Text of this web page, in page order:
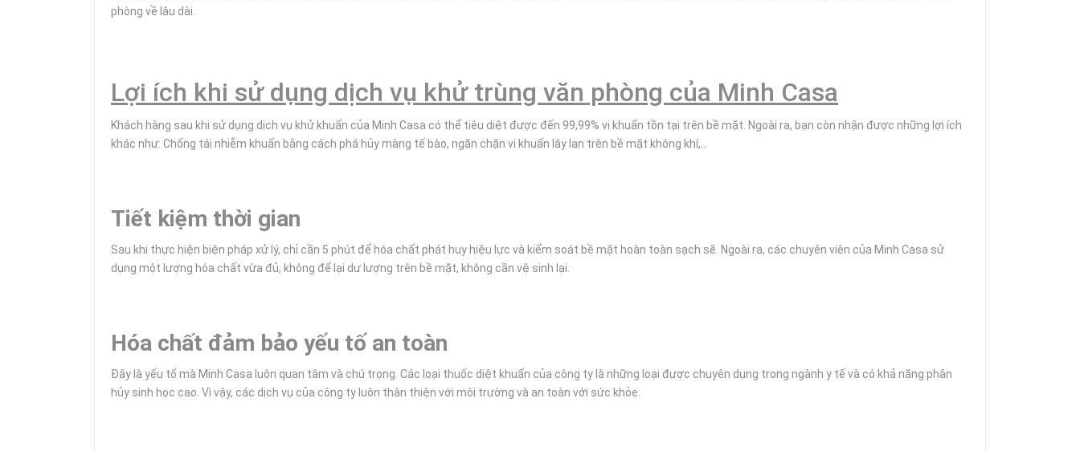
phòng về lâu dài.
Lợi ích khi sử dụng dịch vụ khử trùng văn phòng của Minh Casa
Khách hàng sau khi sử dụng dịch vụ khử khuẩn của Minh Casa có thể tiêu diệt được đến 99,99% vi khuẩn tồn tại trên bề mặt. Ngoài ra, bạn còn nhận được những lợi ích
khác như: Chống tái nhiễm khuẩn bằng cách phá hủy màng tế bào, ngăn chặn vi khuẩn lây lan trên bề mặt không khí,...
Tiết kiệm thời gian
Sau khi thực hiện biện pháp xử lý, chỉ cần 5 phút để hóa chất phát huy hiệu lực và kiểm soát bề mặt hoàn toàn sạch sẽ. Ngoài ra, các chuyên viên của Minh Casa sử
dụng một lượng hóa chất vừa đủ, không để lại dư lượng trên bề mặt, không cần vệ sinh lại.
Hóa chất đảm bảo yếu tố an toàn
Đây là yếu tố mà Minh Casa luôn quan tâm và chú trọng. Các loại thuốc diệt khuẩn của công ty là những loại được chuyên dụng trong ngành y tế và có khả năng phân
hủy sinh học cao. Vì vậy, các dịch vụ của công ty luôn thân thiện với môi trường và an toàn với sức khỏe.